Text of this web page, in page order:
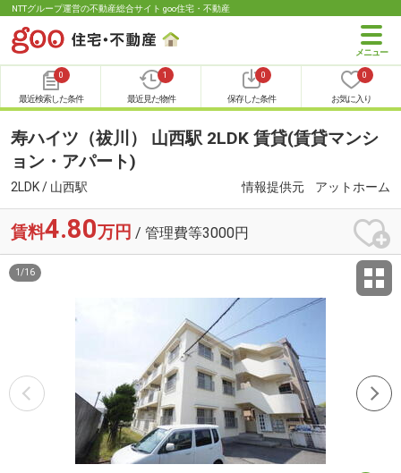
NTTグループ運営の不動産総合サイト goo住宅・不動産
0
最近検索した条件
1
最近見た物件
0
保存した条件
0
お気に入り
寿ハイツ（祓川） 山西駅 2LDK 賃貸(賃貸マンシ
ョン・アパート)
2LDK / 山西駅 情報提供元 アットホーム
賃料4.80万円 / 管理費等3000円
1 /16